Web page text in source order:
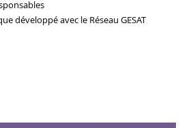
développé avec le Réseau GESAT